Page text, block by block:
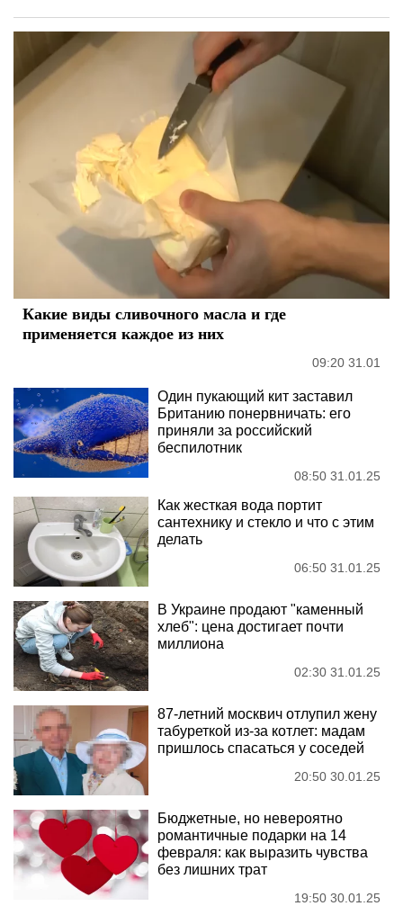
Какие виды сливочного масла и где
применяется каждое из них
09:20 31.01
Один пукающий кит заставил
Британию понервничать: его
приняли за российский
беспилотник
08:50 31.01.25
Как жесткая вода портит
сантехнику и стекло и что с этим
делать
06:50 31.01.25
В Украине продают "каменный
хлеб": цена достигает почти
миллиона
02:30 31.01.25
87-летний москвич отлупил жену
табуреткой из-за котлет: мадам
пришлось спасаться у соседей
20:50 30.01.25
Бюджетные, но невероятно
романтичные подарки на 14
февраля: как выразить чувства
без лишних трат
19:50 30.01.25